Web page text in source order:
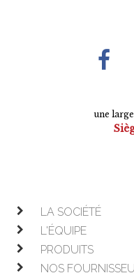
une
LA SOCIÉTÉ
L'ÉQUIPE
PRODUITS
NOS